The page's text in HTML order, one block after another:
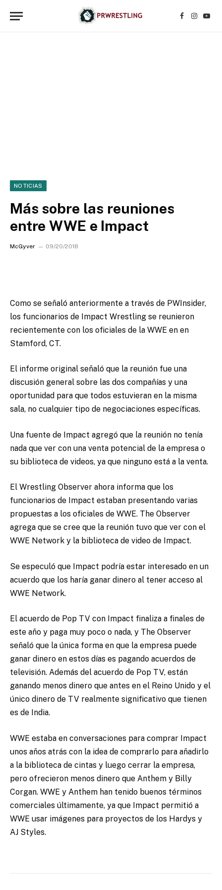
Facebook
NOTICIAS
Más sobre las reuniones
entre WWE e Impact
McGyver 09/20/2018
Como se señaló anteriormente a través de PWInsider,
los funcionarios de Impact Wrestling se reunieron
recientemente con los oficiales de la WWE en en
Stamford, CT.
El informe original señaló que la reunión fue una
discusión general sobre las dos compañías y una
oportunidad para que todos estuvieran en la misma
sala, no cualquier tipo de negociaciones específicas.
Una fuente de Impact agregó que la reunión no tenía
nada que ver con una venta potencial de la empresa o
su biblioteca de videos, ya que ninguno está a la venta.
El Wrestling Observer ahora informa que los
funcionarios de Impact estaban presentando varias
propuestas a los oficiales de WWE. The Observer
agrega que se cree que la reunión tuvo que ver con el
WWE Network y la biblioteca de video de Impact.
Se especuló que Impact podría estar interesado en un
acuerdo que los haría ganar dinero al tener acceso al
WWE Network.
El acuerdo de Pop TV con Impact finaliza a finales de
este año y paga muy poco o nada, y The Observer
señaló que la única forma en que la empresa puede
ganar dinero en estos días es pagando acuerdos de
televisión. Además del acuerdo de Pop TV, están
ganando menos dinero que antes en el Reino Unido y el
único dinero de TV realmente significativo que tienen
es de India.
WWE estaba en conversaciones para comprar Impact
unos años atrás con la idea de comprarlo para añadirlo
a la biblioteca de cintas y luego cerrar la empresa,
pero ofrecieron menos dinero que Anthem y Billy
Corgan. WWE y Anthem han tenido buenos términos
comerciales últimamente, ya que Impact permitió a
WWE usar imágenes para proyectos de los Hardys y
AJ Styles.